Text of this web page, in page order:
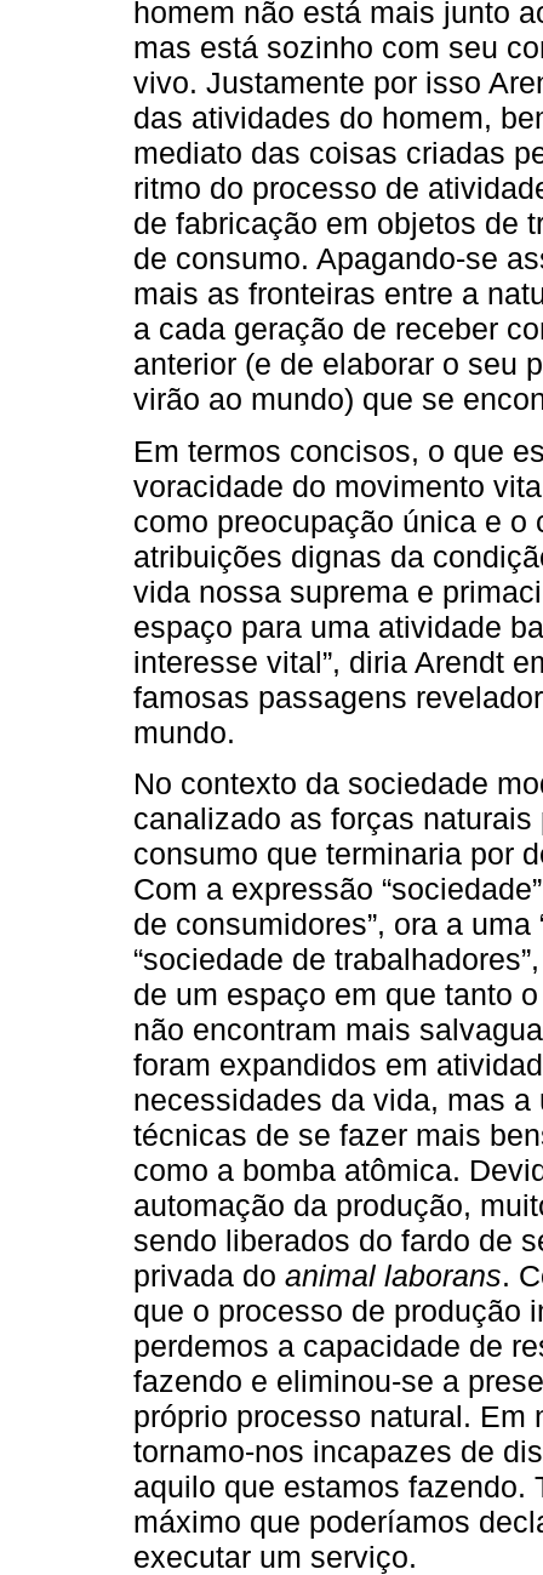
homem não está mais junto
mas está sozinho com seu
vivo. Justamente por isso
das atividades do homem,
mediato das coisas criadas
ritmo do processo de
de fabricação em objetos de
de consumo. Apagando-se
mais as fronteiras entre a
a cada geração de receber
anterior (e de elaborar o seu
virão ao mundo) que se
Em termos concisos, o que
voracidade do movimento
como preocupação única e
atribuições dignas da
vida nossa suprema e
espaço para uma atividade
interesse vital”, diria Arendt
famosas passagens
mundo.
No contexto da sociedade
canalizado as forças
consumo que terminaria por
Com a expressão
de consumidores”, ora a
“sociedade de
de um espaço em que tanto
não encontram mais
foram expandidos em
necessidades da vida, mas
técnicas de se fazer mais
como a bomba atômica.
automação da produção,
sendo liberados do fardo de
privada do animal laborans.
que o processo de produção
perdemos a capacidade de
fazendo e eliminou-se a
próprio processo natural. Em
tornamo-nos incapazes de
aquilo que estamos fazendo.
máximo que poderíamos
executar um serviço.